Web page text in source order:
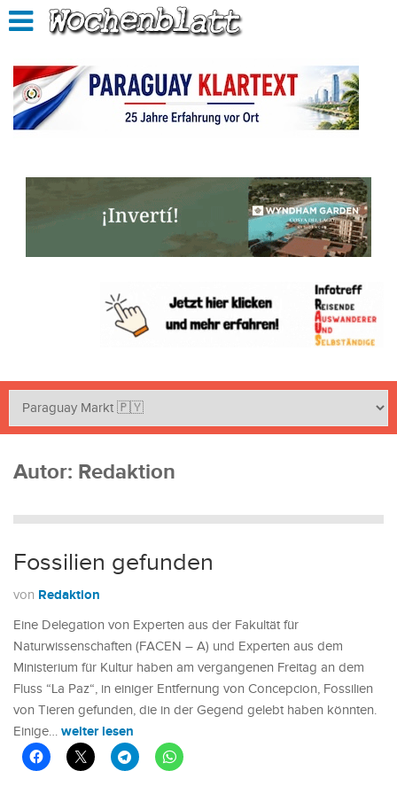
Autor: Redaktion
Fossilien gefunden
von Redaktion
Eine Delegation von Experten aus der Fakultät für
Naturwissenschaften (FACEN – A) und Experten aus dem
Ministerium für Kultur haben am vergangenen Freitag an dem
Fluss “La Paz“, in einiger Entfernung von Concepcion, Fossilien
von Tieren gefunden, die in der Gegend gelebt haben könnten.
Einige… weiter lesen